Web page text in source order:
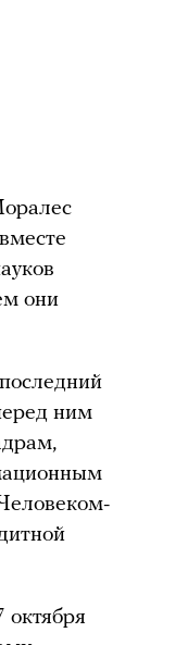
они
ним
октября